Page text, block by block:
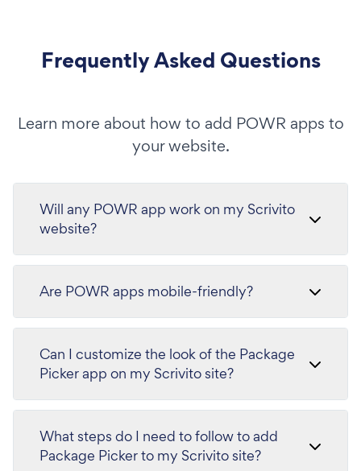
Frequently Asked Questions
Learn more about how to add POWR apps to
your website.
Will any POWR app work on my Scrivito
website?
Are POWR apps mobile-friendly?
Can I customize the look of the Package
Picker app on my Scrivito site?
What steps do I need to follow to add
Package Picker to my Scrivito site?